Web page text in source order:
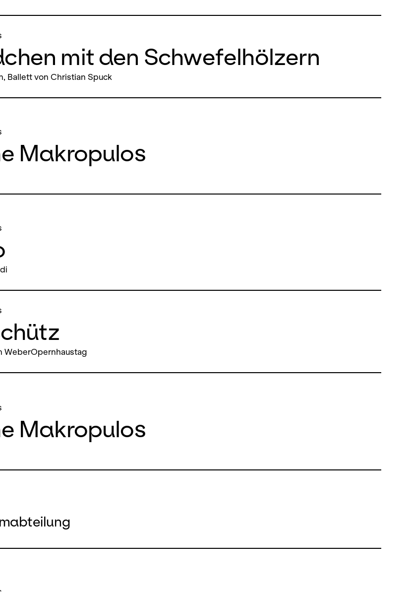
mit den Schwefelhölzern
Ballett von Christian Spuck
Makropulos
WeberOpernhaustag
Makropulos